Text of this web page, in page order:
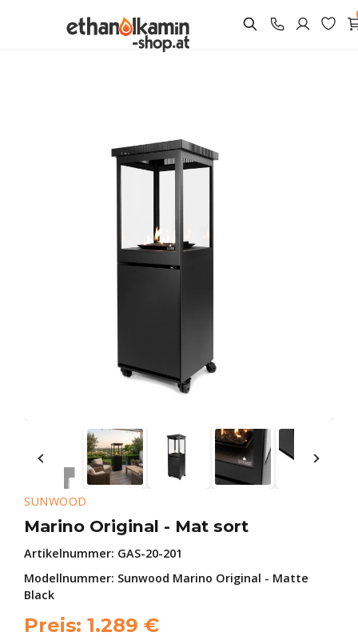
SUNWOOD
Marino Original - Mat sort
Artikelnummer: GAS-20-201
Modellnummer: Sunwood Marino Original - Matte
Black
Preis: 1.289 €